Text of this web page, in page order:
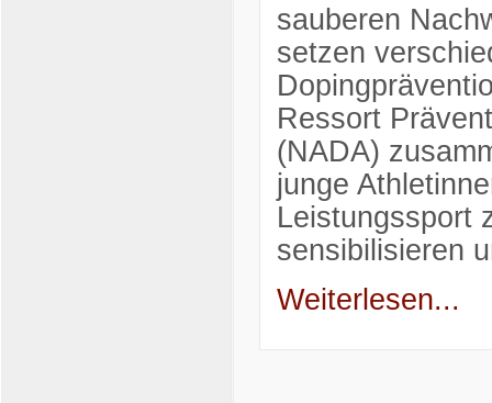
sauberen
setzen
Ressort
(NADA)
junge
Leistungssport
sensibilisieren
Weiterlesen...